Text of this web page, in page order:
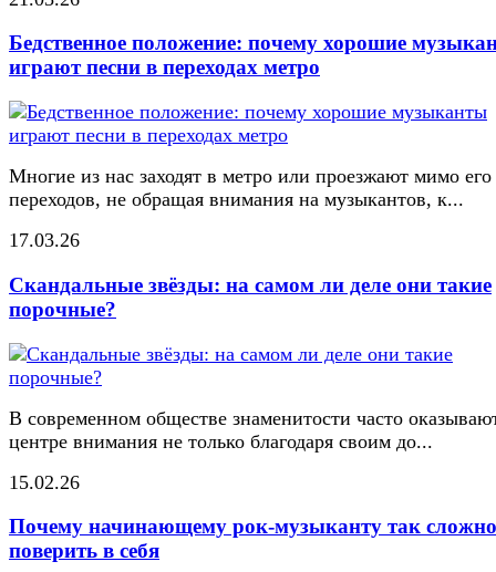
Бедственное положение: почему хорошие
играют песни в переходах метро
Многие из нас заходят в метро или проезжают мимо его
переходов, не обращая внимания на музыкантов, к...
17.03.26
Скандальные звёзды: на самом ли деле они такие
порочные?
В современном обществе знаменитости часто
центре внимания не только благодаря своим до...
15.02.26
Почему начинающему рок-музыканту так сложно
поверить в себя